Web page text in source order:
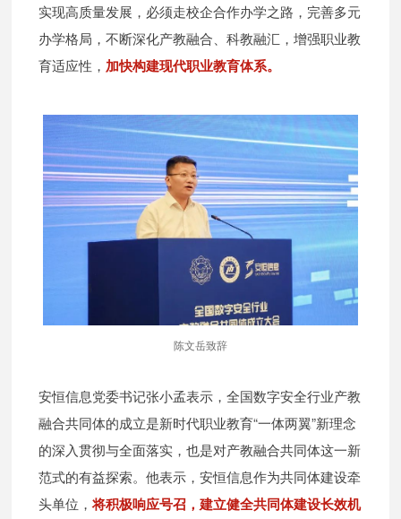
实现高质量发展，必须走校企合作办学之路，完善多元
办学格局，不断深化产教融合、科教融汇，增强职业教
育适应性， 加快构建现代职业教育体系。
陈文岳致辞
安恒信息党委书记张小孟表示，全国数字安全行业产教
融合共同体的成立是新时代职业教育“一体两翼”新理念
的深入贯彻与全面落实，也是对产教融合共同体这一新
范式的有益探索。他表示，安恒信息作为共同体建设牵
头单位，将积极响应号召，建立健全共同体建设长效机